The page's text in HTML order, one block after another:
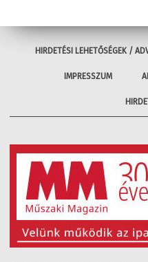
HIRDETÉSI LEHETŐSÉGEK /
IMPRESSZUM